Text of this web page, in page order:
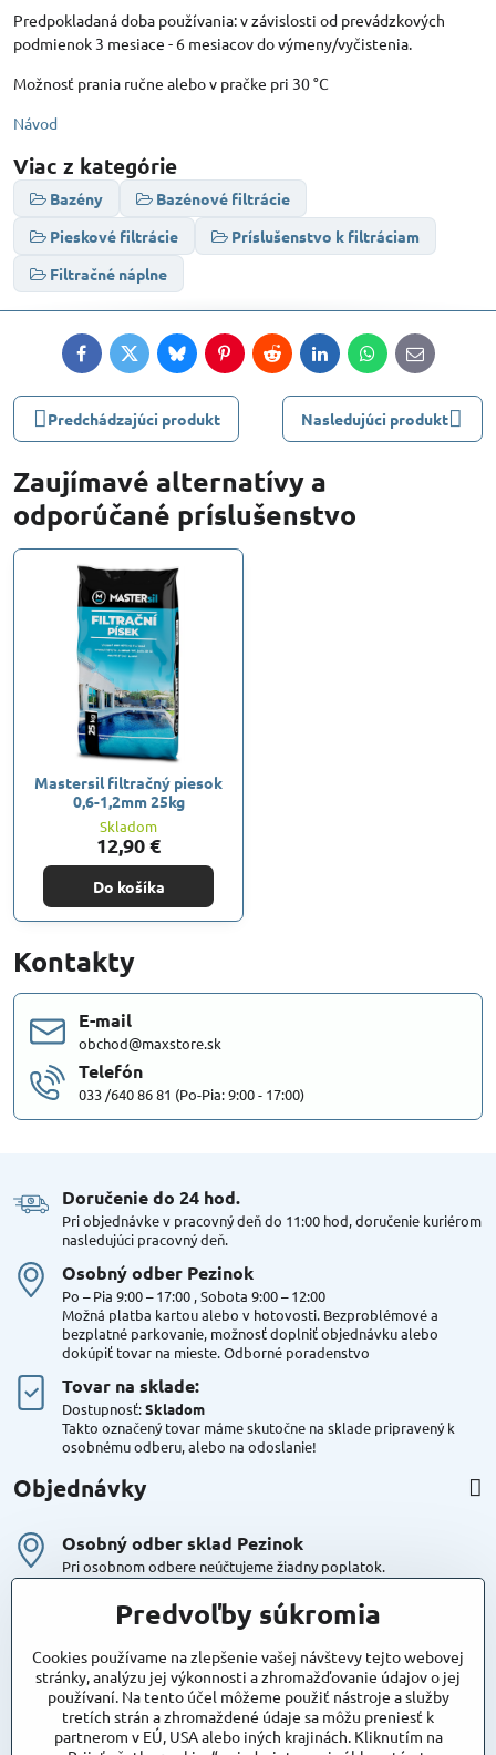
Predpokladaná doba používania: v závislosti od prevádzkových
podmienok 3 mesiace - 6 mesiacov do výmeny/vyčistenia.
Možnosť prania ručne alebo v pračke pri 30 °C
Návod
Viac z kategórie
Bazény
Bazénové filtrácie
Pieskové filtrácie
Príslušenstvo k filtráciam
Filtračné náplne
FacebookTwitterBlueskyPinterestRedditLinkedInWhatsApp
E-
mail
Predchádzajúci produkt Nasledujúci produkt
Zaujímavé alternatívy a
odporúčané príslušenstvo
Mastersil filtračný piesok
0,6-1,2mm 25kg
Skladom
12,90 €
Do košíka
Kontakty
E-mail
obchod@maxstore.sk
Telefón
033 /640 86 81 (Po-Pia: 9:00 - 17:00)
Doručenie do 24 hod​.
Pri objednávke v pracovný deň do 11:00 hod, doručenie kuriérom
nasledujúci pracovný deň.
Osobný odber Pezinok
Po – Pia 9:00 – 17:00 , Sobota 9:00 – 12:00
Možná platba kartou alebo v hotovosti. Bezproblémové a
bezplatné parkovanie, možnosť doplniť objednávku alebo
dokúpiť tovar na mieste. Odborné poradenstvo
Tovar na sklade:
Dostupnosť:Skladom
Takto označený tovar máme skutočne na sklade pripravený k
osobnému odberu, alebo na odoslanie!
Objednávky
Osobný odber sklad Pezinok
Pri osobnom odbere neúčtujeme žiadny poplatok.
Kuriér DPD , Geis
Cena za dopravu:
Maxstore
Bratislavská 79
Predvoľby súkromia
Cookies používame na zlepšenie vašej návštevy tejto webovej
stránky, analýzu jej výkonnosti a zhromažďovanie údajov o jej
používaní. Na tento účel môžeme použiť nástroje a služby
tretích strán a zhromaždené údaje sa môžu preniesť k
partnerom v EÚ, USA alebo iných krajinách. Kliknutím na